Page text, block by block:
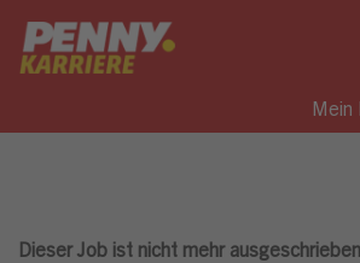
Mein
Dieser Job ist nicht mehr